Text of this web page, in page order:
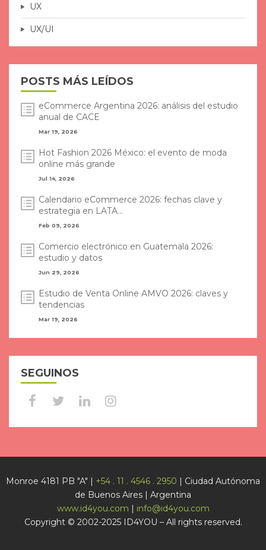
UX
UX/UI
POSTS MÁS LEÍDOS
eCommerce Argentina 2026: análisis del estudio
anual de CACE
Mar 19, 2026
Hot Fashion 2026 México: el evento de moda
online más grande
Jul 14, 2026
Calendario eCommerce 2026: fechas clave y
estrategia en LATA...
Feb 09, 2026
Comercio electrónico en Guatemala 2026:
estudio y datos
Jun 29, 2026
Estudio de Venta Online AMVO 2026: claves y
tendencias
Mar 19, 2026
SEGUINOS
Monroe 4181 PB "A" | +54 . 11 . 4546 . 2950 | Ciudad Autónoma
de Buenos Aires | Argentina
www.id4you.com | info@id4you.com
Copyright © 2002-2025 ID4YOU – All rights reserved.